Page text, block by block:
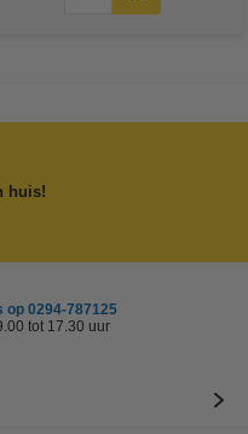
huis!
op 0294-787125
tot 17.30 uur